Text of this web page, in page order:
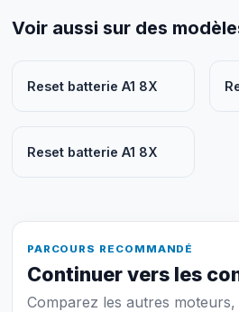
Voir aussi sur des
Reset batterie A1 8X
Reset batterie A1 8X
PARCOURS RECOMMANDÉ
Continuer vers les
Comparez les autres